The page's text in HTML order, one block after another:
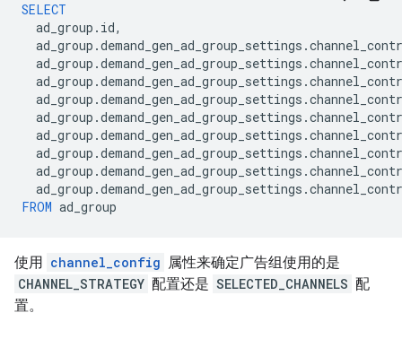
SELECT
ad_group . id,
ad_group .demand_gen_ad_group_settings .
ad_group .demand_gen_ad_group_settings .
ad_group .demand_gen_ad_group_settings .
ad_group .demand_gen_ad_group_settings .
ad_group .demand_gen_ad_group_settings .
ad_group .demand_gen_ad_group_settings .
ad_group .demand_gen_ad_group_settings .
ad_group .demand_gen_ad_group_settings .
ad_group .demand_gen_ad_group_settings .
FROM ad_group
使用 channel_config 属性来确定广告组使用的是
CHANNEL_STRATEGY 配置还是 SELECTED_CHANNELS 配
置。